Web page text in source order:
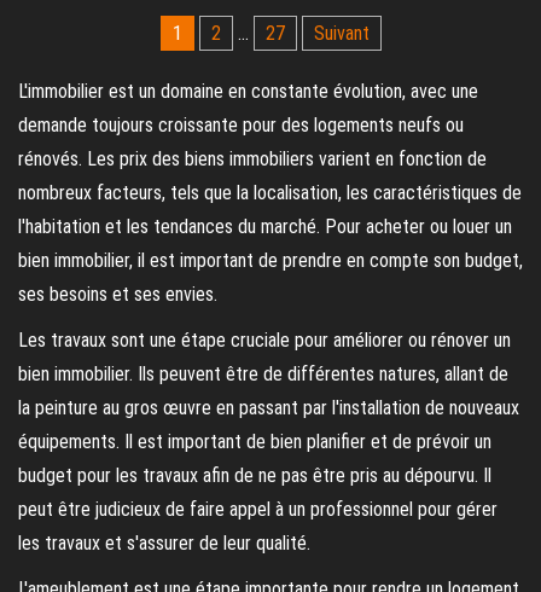
des
publications
1 2 … 27 Suivant
L'immobilier est un domaine en constante évolution, avec une
demande toujours croissante pour des logements neufs ou
rénovés. Les prix des biens immobiliers varient en fonction de
nombreux facteurs, tels que la localisation, les caractéristiques de
l'habitation et les tendances du marché. Pour acheter ou louer un
bien immobilier, il est important de prendre en compte son budget,
ses besoins et ses envies.
Les travaux sont une étape cruciale pour améliorer ou rénover un
bien immobilier. Ils peuvent être de différentes natures, allant de
la peinture au gros œuvre en passant par l'installation de nouveaux
équipements. Il est important de bien planifier et de prévoir un
budget pour les travaux afin de ne pas être pris au dépourvu. Il
peut être judicieux de faire appel à un professionnel pour gérer
les travaux et s'assurer de leur qualité.